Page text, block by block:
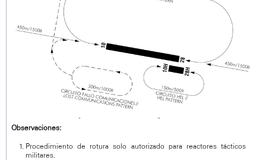
Observaciones:
Procedimiento de rotura solo autorizado para reactores tácticos
militares.